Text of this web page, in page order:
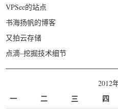
VPSee的站点
书海扬帆的博客
又拍云存储
点滴–挖掘技术细节
2012
一 二 三 四